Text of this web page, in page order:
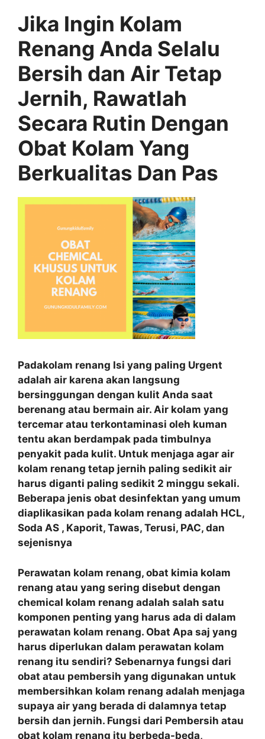
Jika Ingin Kolam
Renang Anda Selalu
Bersih dan Air Tetap
Jernih, Rawatlah
Secara Rutin Dengan
Obat Kolam Yang
Berkualitas Dan Pas
Padakolam renang Isi yang paling Urgent
adalah air karena akan langsung
bersinggungan dengan kulit Anda saat
berenang atau bermain air. Air kolam yang
tercemar atau terkontaminasi oleh kuman
tentu akan berdampak pada timbulnya
penyakit pada kulit. Untuk menjaga agar air
kolam renang tetap jernih paling sedikit air
harus diganti paling sedikit 2 minggu sekali.
Beberapa jenis obat desinfektan yang umum
diaplikasikan pada kolam renang adalah HCL,
Soda AS , Kaporit, Tawas, Terusi, PAC, dan
sejenisnya
Perawatan kolam renang, obat kimia kolam
renang atau yang sering disebut dengan
chemical kolam renang adalah salah satu
komponen penting yang harus ada di dalam
perawatan kolam renang. Obat Apa saj yang
harus diperlukan dalam perawatan kolam
renang itu sendiri? Sebenarnya fungsi dari
obat atau pembersih yang digunakan untuk
membersihkan kolam renang adalah menjaga
supaya air yang berada di dalamnya tetap
bersih dan jernih. Fungsi dari Pembersih atau
obat kolam renang itu berbeda-beda,